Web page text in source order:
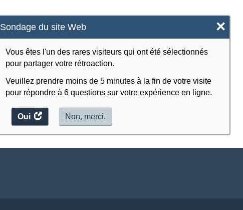
Sondage du site Web ×
Vous êtes l'un des rares visiteurs qui ont été sélectionnés
pour partager votre rétroaction.
Veuillez prendre moins de 5 minutes à la fin de votre visite
pour répondre à 6 questions sur votre expérience en ligne.
Oui
accéder
au
Non, merci.